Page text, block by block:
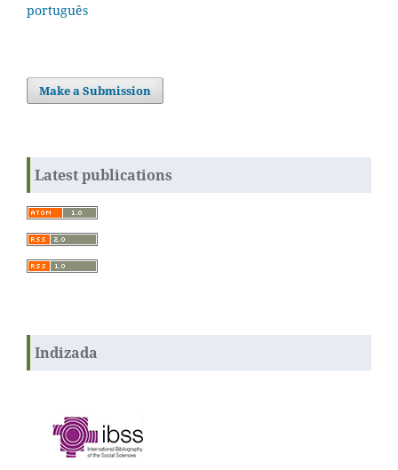
português
Make a Submission
Latest publications
Indizada